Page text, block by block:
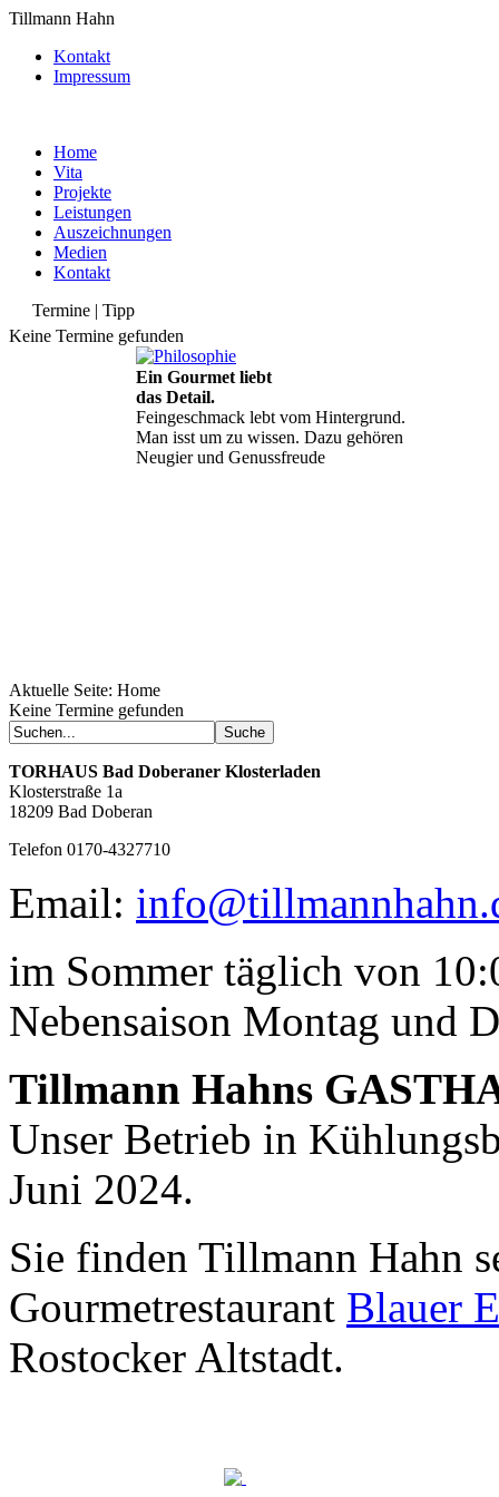
Tillmann Hahn
Kontakt
Impressum
Home
Vita
Projekte
Leistungen
Auszeichnungen
Medien
Kontakt
Termine | Tipp
Keine Termine gefunden
Ein Gourmet liebt
das Detail.
Feingeschmack lebt vom Hintergrund.
Man isst um zu wissen. Dazu gehören
Neugier und Genussfreude
Geheimnisse, die
keine sind.
Ein Potpourri professioneller Rezepte.
regionalen Küche. Nachkochbar, aber
Modernes Kochen mit dem Blick für
Regionalität, Frische und
Wirtschaftlichkeit.
Geheimnisse, die
Aktuelle Seite: Home
Keine Termine gefunden
TORHAUS Bad Doberaner Klosterladen
Klosterstraße 1a
18209 Bad Doberan
Telefon 0170-4327710
Email:
im Sommer täglich von
Nebensaison Montag und
Tillmann Hahns
Unser Betrieb in
Juni 2024.
Sie finden Tillmann Hahn
Gourmetrestaurant Blauer
Rostocker Altstadt.